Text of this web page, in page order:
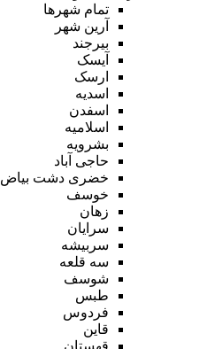
تمام شهر‌ها
آرین شهر
بیرجند
آیسک
ارسک
اسدیه
اسفدن
اسلامیه
بشرویه
حاجی آباد
خضری دشت بیاض
خوسف
زهان
سرایان
سربیشه
سه قلعه
شوسف
طبس
فردوس
قاین
قهستان